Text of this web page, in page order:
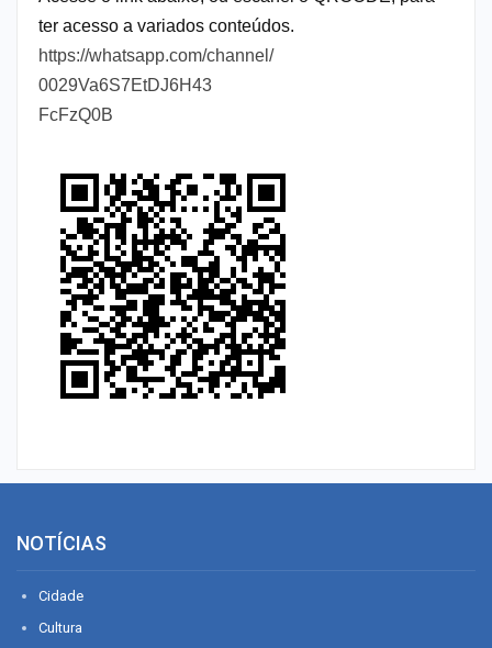
ter acesso a variados conteúdos.
https://whatsapp.com/channel/
0029Va6S7EtDJ6H43
FcFzQ0B
NOTÍCIAS
Cidade
Cultura